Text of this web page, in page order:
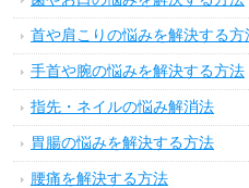
首や肩こりの悩みを解決する方
手首や腕の悩みを解決する方法
指先・ネイルの悩み解消法
胃腸の悩みを解決する方法
腰痛を解決する方法